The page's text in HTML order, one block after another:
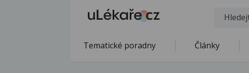
Tematické poradny Články